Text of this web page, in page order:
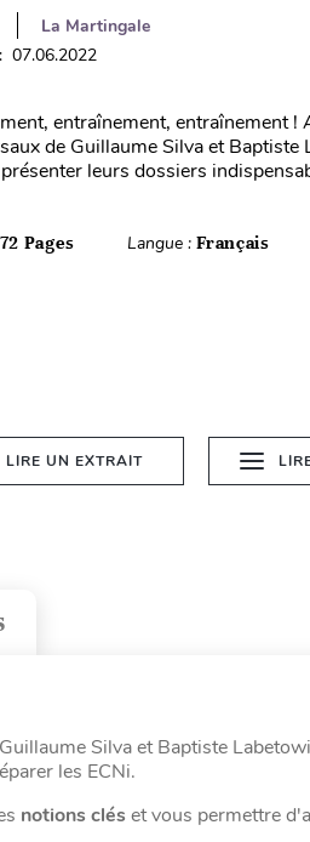
La Martingale
07.06.2022
entraînement, entraînement
de Guillaume Silva et
leurs dossiers
Pages Langue :Français
LIRE UN EXTRAIT
Silva et Baptiste
les ECNi.
notions clés et vous permettre